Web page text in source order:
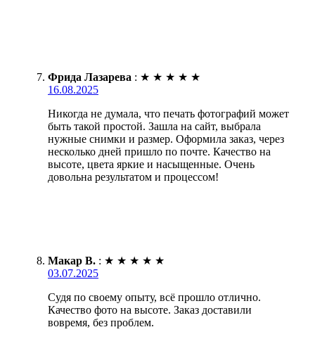
Фрида Лазарева : ★ ★ ★ ★ ★
16.08.2025
Никогда не думала, что печать фотографий может
быть такой простой. Зашла на сайт, выбрала
нужные снимки и размер. Оформила заказ, через
несколько дней пришло по почте. Качество на
высоте, цвета яркие и насыщенные. Очень
довольна результатом и процессом!
Макар В. : ★ ★ ★ ★ ★
03.07.2025
Судя по своему опыту, всё прошло отлично.
Качество фото на высоте. Заказ доставили
вовремя, без проблем.